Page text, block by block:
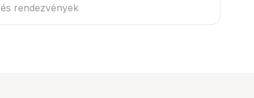
és rendezvények